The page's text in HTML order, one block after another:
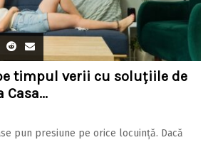
timpul verii cu soluțiile de
pun presiune pe orice locuință. Dacă